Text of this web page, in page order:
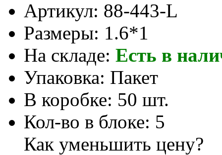
Артикул: 88-443-L
Размеры: 1.6*1
На складе: Есть в
Упаковка: Пакет
В коробке: 50 шт.
Кол-во в блоке: 5
Как уменьшить цену?